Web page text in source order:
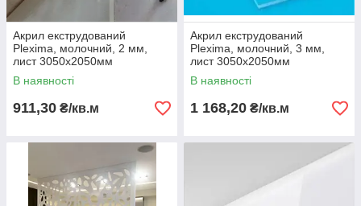
Акрил екструдований
Plexima, молочний, 2 мм,
лист 3050х2050мм
В наявності
911,30 ₴/кв.м
Акрил екструдований
Plexima, молочний, 3 мм,
лист 3050х2050мм
В наявності
1 168,20 ₴/кв.м